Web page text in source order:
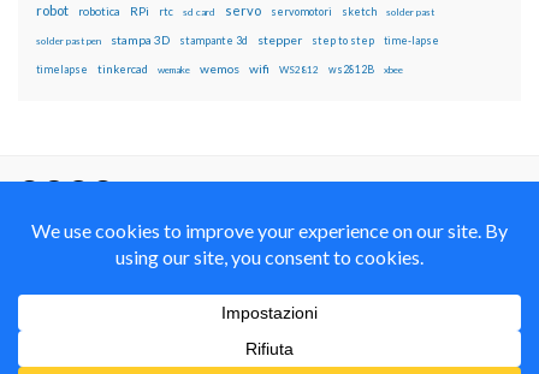
robot robotica RPi rtc sd card servo servomotori sketch solder past
solder past pen stampa 3D stampante 3d stepper step to step time-lapse
timelapse tinkercad wemake wemos wifi WS2812 ws2812B xbee
Alike 4.0 International
© 2012-2018 Mauro Alfieri Elettronica Domotica Robotica Arduino Corsi